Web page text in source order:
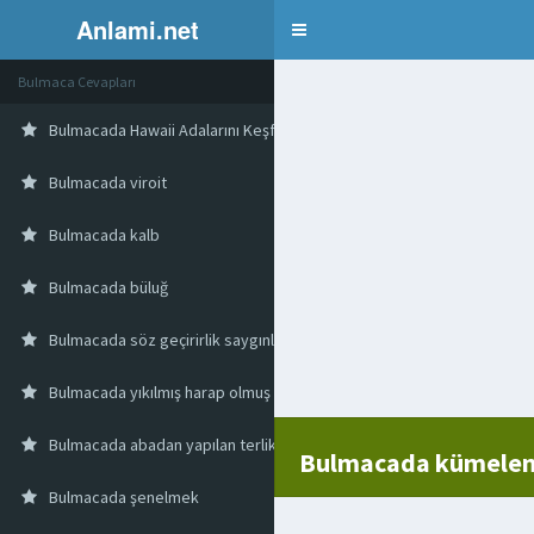
Anlami.net Bulmaca
Bulmacada
Bulmaca Cevapları
Bulmacada Hawaii Adalarını Keşfeden Ünlü İngiliz Kaptan
Bulmacada viroit
Bulmacada kalb
Bulmacada büluğ
Bulmacada söz geçirirlik saygınlık
Bulmacada yıkılmış harap olmuş yapı
Bulmacada abadan yapılan terlik
Bulmacada şenelmek